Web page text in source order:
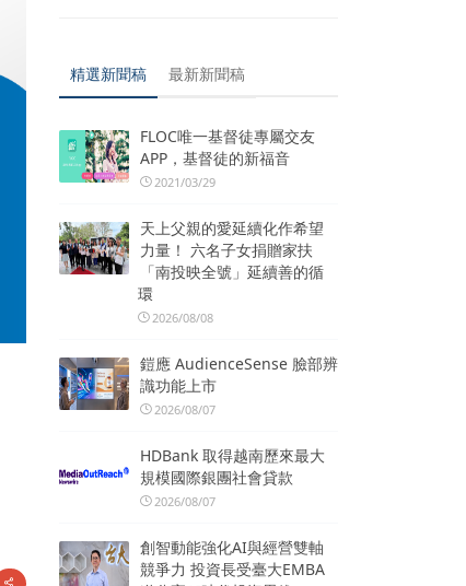
精選新聞稿 最新新聞稿
FLOC唯一基督徒專屬交友
APP，基督徒的新福音
2021/03/29
天上父親的愛延續化作希望
力量！ 六名子女捐贈家扶
「南投映全號」延續善的循
環
2026/08/08
鎧應 AudienceSense 臉部辨
識功能上市
2026/08/07
HDBank 取得越南歷來最大
規模國際銀團社會貸款
2026/08/07
創智動能強化AI與經營雙軸
競爭力 投資長受臺大EMBA